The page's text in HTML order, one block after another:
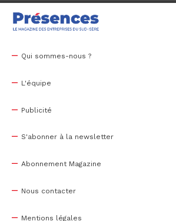
Qui sommes-nous ?
L'équipe
Publicité
S'abonner à la newsletter
Abonnement Magazine
Nous contacter
Mentions légales